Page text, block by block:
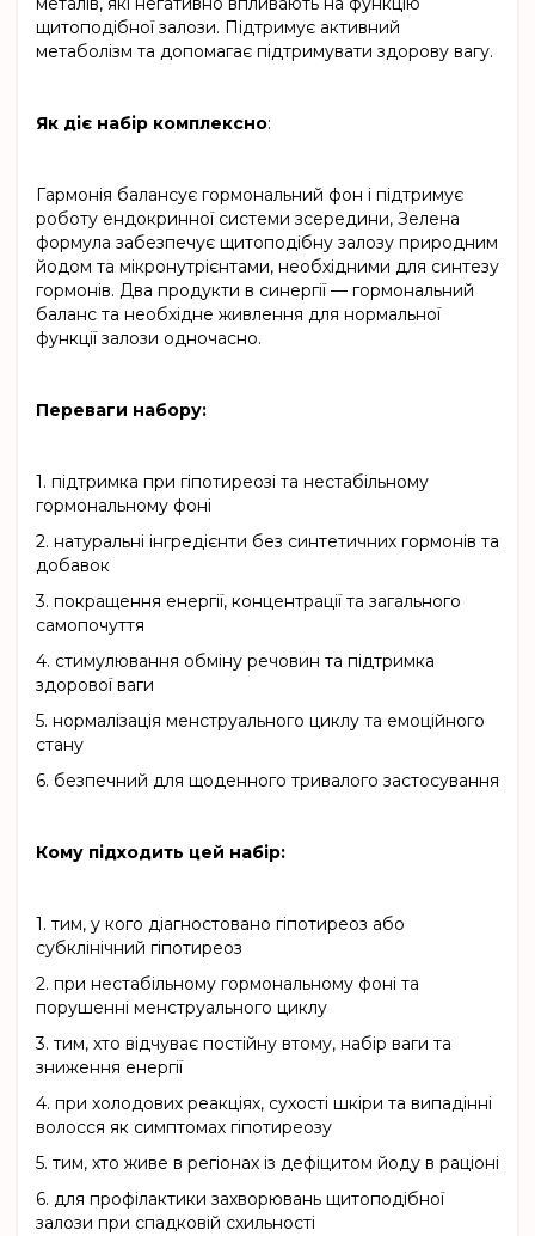
щитоподібної залози. Підтримує активний
метаболізм та допомагає підтримувати здорову вагу.
Як діє набір комплексно:
Гармонія балансує гормональний фон і підтримує
роботу ендокринної системи зсередини, Зелена
формула забезпечує щитоподібну залозу природним
йодом та мікронутрієнтами, необхідними для синтезу
гормонів. Два продукти в синергії — гормональний
баланс та необхідне живлення для нормальної
функції залози одночасно.
Переваги набору:
1. підтримка при гіпотиреозі та нестабільному
гормональному фоні
2. натуральні інгредієнти без синтетичних гормонів та
добавок
3. покращення енергії, концентрації та загального
самопочуття
4. стимулювання обміну речовин та підтримка
здорової ваги
5. нормалізація менструального циклу та емоційного
стану
6. безпечний для щоденного тривалого застосування
Кому підходить цей набір:
1. тим, у кого діагностовано гіпотиреоз або
субклінічний гіпотиреоз
2. при нестабільному гормональному фоні та
порушенні менструального циклу
3. тим, хто відчуває постійну втому, набір ваги та
зниження енергії
4. при холодових реакціях, сухості шкіри та випадінні
волосся як симптомах гіпотиреозу
5. тим, хто живе в регіонах із дефіцитом йоду в раціоні
6. для профілактики захворювань щитоподібної
залози при спадковій схильності